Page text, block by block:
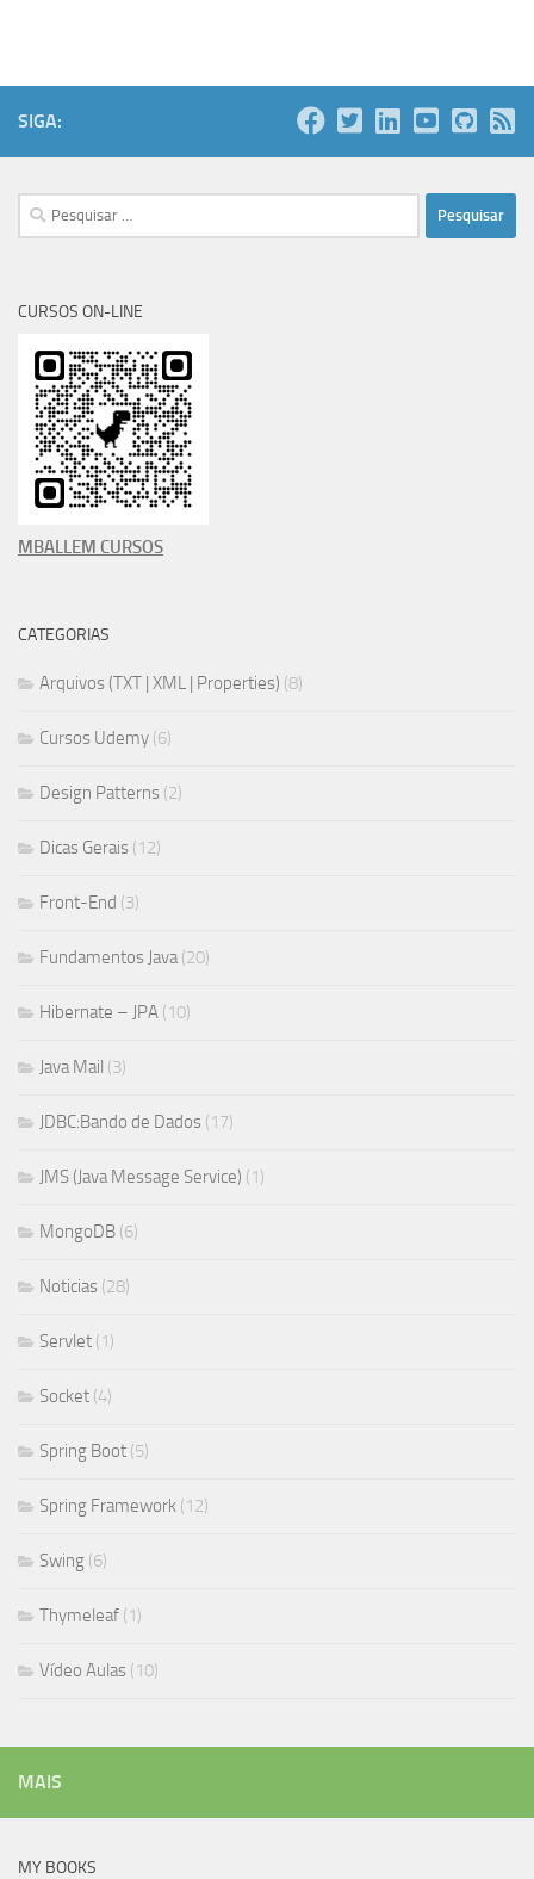
SIGA:
Pesquisar
por:
CURSOS ON-LINE
MBALLEM CURSOS
CATEGORIAS
Arquivos (TXT | XML | Properties) (8)
Cursos Udemy (6)
Design Patterns (2)
Dicas Gerais (12)
Front-End (3)
Fundamentos Java(20)
Hibernate – JPA (10)
Java Mail (3)
JDBC:Bando de Dados (17)
JMS (Java Message Service) (1)
MongoDB (6)
Noticias (28)
Servlet (1)
Socket (4)
Spring Boot (5)
Spring Framework (12)
Swing (6)
Thymeleaf (1)
Vídeo Aulas (10)
MAIS
MY BOOKS